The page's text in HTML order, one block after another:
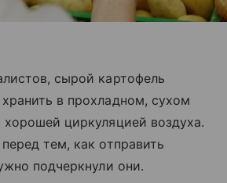
сырой картофель
в прохладном, сухом
циркуляцией воздуха.
тем, как отправить
подчеркнули они.